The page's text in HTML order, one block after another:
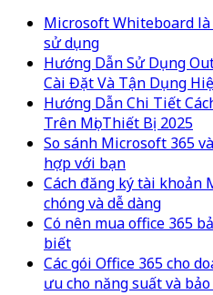
Microsoft Whiteboard
sử dụng
Hướng Dẫn Sử Dụng
Cài Đặt Và Tận Dụng
Hướng Dẫn Chi Tiết
Trên Mọi Thiết Bị 2025
So sánh Microsoft 365
hợp với bạn
Cách đăng ký tài khoản
chóng và dễ dàng
Có nên mua office 365
biết
Các gói Office 365 cho
ưu cho năng suất và